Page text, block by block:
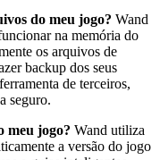
do meu jogo? Wand
na memória do
os arquivos de
backup dos seus
de terceiros,
seguro.
meu jogo? Wand utiliza
a versão do jogo